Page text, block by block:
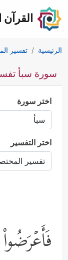
القرآن
الرئيسية تفسير
سورة سبأ
اختر سورة
اختر التفسير